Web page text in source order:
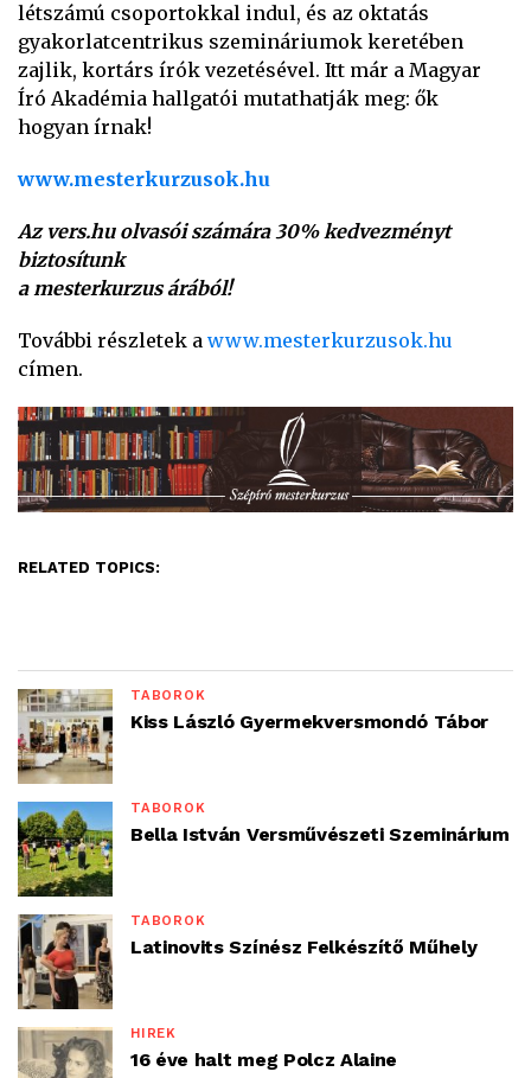
létszámú csoportokkal indul, és az oktatás
gyakorlatcentrikus szemináriumok keretében
zajlik, kortárs írók vezetésével. Itt már a Magyar
Író Akadémia hallgatói mutathatják meg: ők
hogyan írnak!
www.mesterkurzusok.hu
Az vers.hu olvasói számára 30% kedvezményt
biztosítunk
a mesterkurzus árából!
További részletek a www.mesterkurzusok.hu
címen.
RELATED TOPICS:
TÁBOROK
Kiss László Gyermekversmondó Tábor
TÁBOROK
Bella István Versművészeti Szeminárium
TÁBOROK
Latinovits Színész Felkészítő Műhely
HÍREK
16 éve halt meg Polcz Alaine